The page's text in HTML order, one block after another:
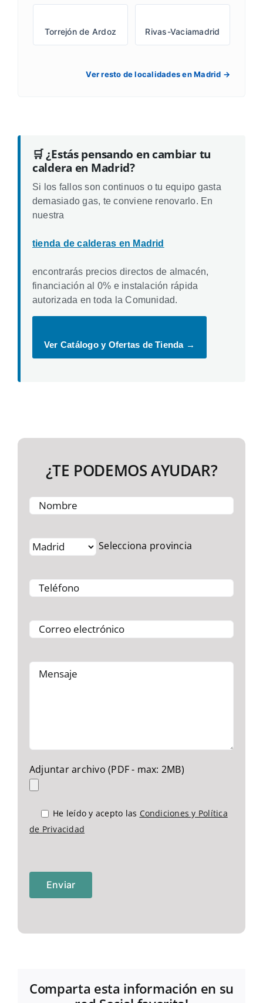
Torrejón de Ardoz Rivas-Vaciamadrid
Ver resto de localidades en Madrid →
🛒 ¿Estás pensando en cambiar tu
caldera en Madrid?
Si los fallos son continuos o tu equipo gasta
demasiado gas, te conviene renovarlo. En
nuestra
tienda de calderas en Madrid
encontrarás precios directos de almacén,
financiación al 0% e instalación rápida
autorizada en toda la Comunidad.
Ver Catálogo y Ofertas de Tienda →
¿TE PODEMOS AYUDAR?
Selecciona provincia
Adjuntar archivo (PDF - max: 2MB)
He leído y acepto las Condiciones y Política
de Privacidad
Comparta esta información en su